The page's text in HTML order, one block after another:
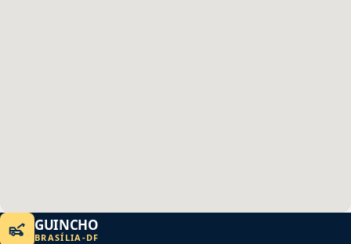
GUINCHO
BRASÍLIA -DF